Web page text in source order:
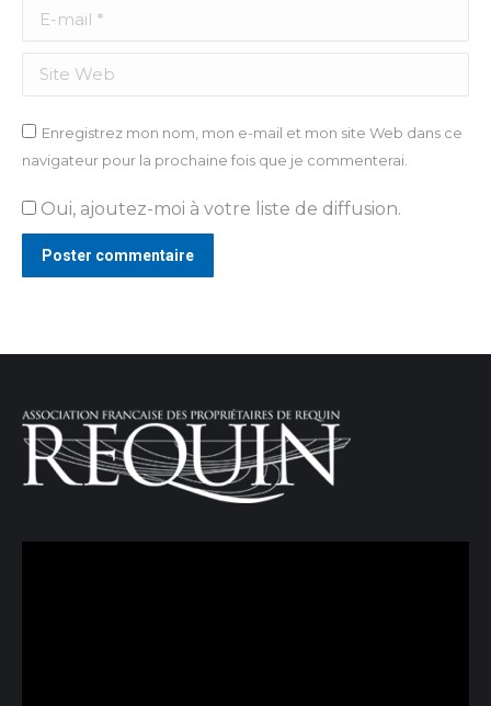
E-mail *
Site Web
Enregistrez mon nom, mon e-mail et mon site Web dans ce
navigateur pour la prochaine fois que je commenterai.
Oui, ajoutez-moi à votre liste de diffusion.
Poster commentaire